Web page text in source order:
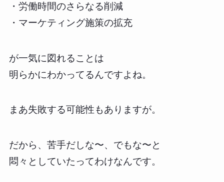
・労働時間のさらなる削減
・マーケティング施策の拡充
が一気に図れることは
明らかにわかってるんですよね。
まあ失敗する可能性もありますが。
だから、苦手だしな〜、でもな〜と
悶々としていたってわけなんです。